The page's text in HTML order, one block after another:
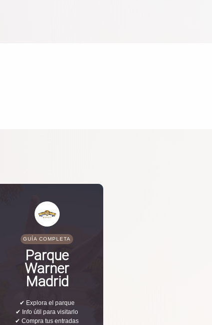
GUÍA COMPLETA
Parque
Warner
Madrid
✔ Explora el parque
✔ Info útil para visitarlo
✔ Compra tus entradas